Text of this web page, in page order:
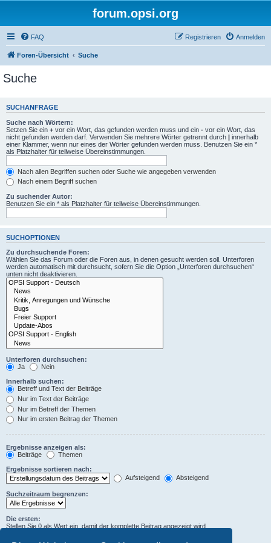
forum.opsi.org
FAQ Anmelden
Registrieren
Foren-Übersicht Suche
Suche
SUCHANFRAGE
Suche nach Wörtern:
Setzen Sie ein + vor ein Wort, das gefunden werden muss und ein - vor ein Wort, das
nicht gefunden werden darf. Verwenden Sie mehrere Wörter getrennt durch | innerhalb
einer Klammer, wenn nur eines der Wörter gefunden werden muss. Benutzen Sie ein *
als Platzhalter für teilweise Übereinstimmungen.
Nach allen Begriffen suchen oder Suche wie angegeben verwenden
Nach einem Begriff suchen
Zu suchender Autor:
Benutzen Sie ein * als Platzhalter für teilweise Übereinstimmungen.
SUCHOPTIONEN
Zu durchsuchende Foren:
Wählen Sie das Forum oder die Foren aus, in denen gesucht werden soll. Unterforen
werden automatisch mit durchsucht, sofern Sie die Option „Unterforen durchsuchen“
unten nicht deaktivieren.
Unterforen durchsuchen:
Ja
Nein
Innerhalb suchen:
Betreff und Text der Beiträge
Nur im Text der Beiträge
Nur im Betreff der Themen
Nur im ersten Beitrag der Themen
Ergebnisse anzeigen als:
Beiträge
Themen
Ergebnisse sortieren nach:
Aufsteigend
Absteigend
Suchzeitraum begrenzen:
Die ersten:
Stellen Sie 0 als Wert ein, damit der komplette Beitrag angezeigt wird.